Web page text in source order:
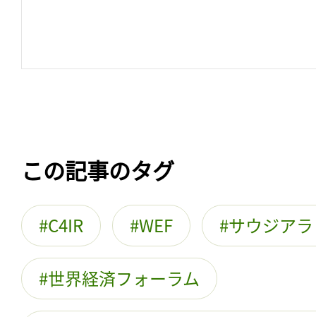
この記事のタグ
C4IR WEF サウジア
世界経済フォーラム